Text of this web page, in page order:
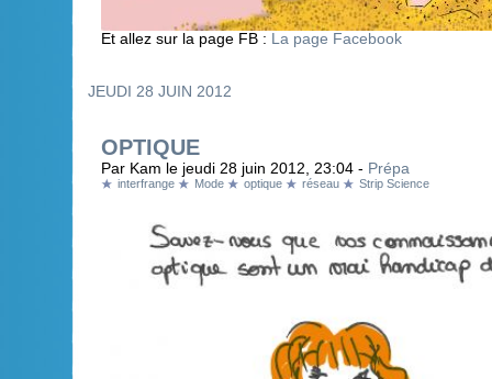
Et allez sur la page FB : La page Facebook
JEUDI 28 JUIN 2012
OPTIQUE
Par Kam le jeudi 28 juin 2012, 23:04 - Prépa
interfrange Mode optique réseau Strip Science